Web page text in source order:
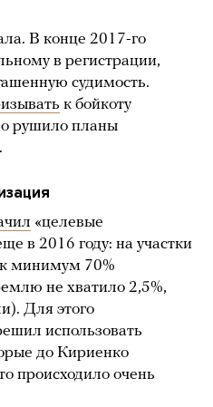
В конце 2017-го
в регистрации,
судимость.
к бойкоту
рушило планы
«целевые
в 2016 году: на участки
минимум 70%
не хватило 2,5%,
Для этого
использовать
до Кириенко
происходило очень